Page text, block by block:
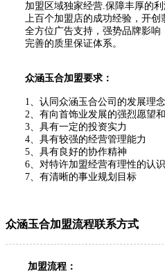
加盟区域独家经营.保障丰厚的利
上百个加盟店的成功经验，开创
全方位广告支持，强势品牌影响
完善的质里保证体系。
众涵玉合加盟要求：
1、认同众涵玉合公司的发展理念
2、有向首饰业发展的强烈愿望和
3、具有一定的投资实力
4、具有较强的经营管理能力
5、具有良好的协作精神
6、对特许加盟经营有理性的认识
7、有清晰的事业规划目标
众涵玉合加盟流程联系方式
加盟流程：